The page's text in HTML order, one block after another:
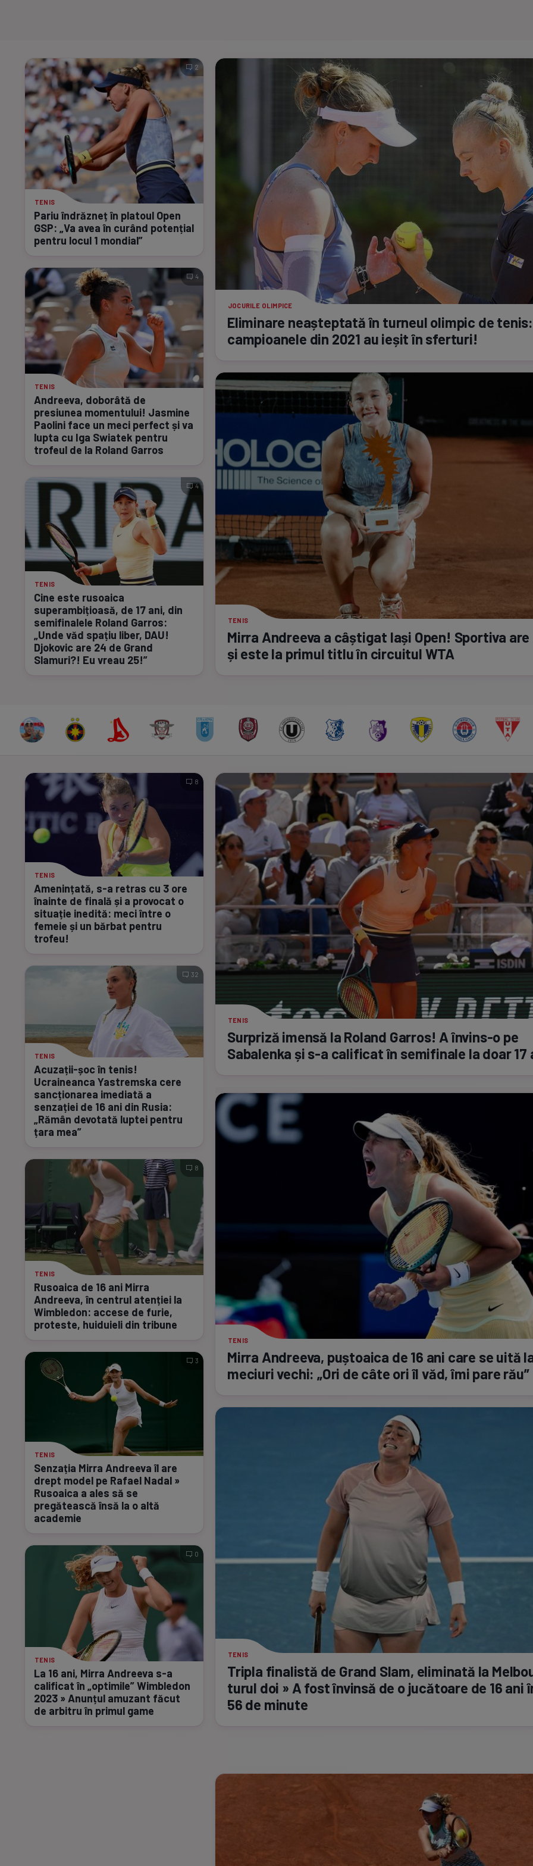
Program TV
TENIS
Pariu îndrăzneț în platoul Open
GSP: „Va avea în curând potențial
pentru locul 1 mondial”
2
TENIS
Andreeva, doborâtă de
presiunea momentului! Jasmine
Paolini face un meci perfect și va
lupta cu Iga Swiatek pentru
trofeul de la Roland Garros
4
TENIS
Cine este rusoaica
superambițioasă, de 17 ani, din
semifinalele Roland Garros:
„Unde văd spațiu liber, DAU!
Djokovic are 24 de Grand
Slamuri?! Eu vreau 25!”
4
JOCURILE OLIMPICE
Eliminare neașteptată în turneul olimpic de tenis:
campioanele din 2021 au ieșit în sferturi!
TENIS
Mirra Andreeva a câștigat Iași Open! Sportiva are
și este la primul titlu în circuitul WTA
TENIS
Amenințată, s-a retras cu 3 ore
înainte de finală și a provocat o
situație inedită: meci între o
femeie și un bărbat pentru
trofeu!
8
TENIS
Acuzații-șocîn tenis!
Ucraineanca Yastremska cere
sancționarea imediată a
senzației de 16 ani din Rusia:
„Rămân devotată luptei pentru
țara mea”
32
TENIS
Rusoaica de 16 ani Mirra
Andreeva, în centrul atenției la
Wimbledon: accese de furie,
proteste, huiduieli din tribune
8
TENIS
Senzația Mirra Andreeva îl are
drept model pe Rafael Nadal »
Rusoaica a ales să se
pregătească însă la o altă
academie
3
TENIS
La 16 ani, Mirra Andreeva s-a
calificat în „optimile” Wimbledon
2023 » Anunțul amuzant făcut
de arbitru în primul game
0
TENIS
Surpriză imensă la Roland Garros! Aînvins-o pe
Sabalenka și s-a calificat în semifinale la doar 17
TENIS
Mirra Andreeva, puștoaica de 16 ani care se uită
meciuri vechi: „Ori de câte ori îl văd, îmi pare rău”
TENIS
Tripla finalistă de Grand Slam, eliminată la
turul doi » A fost învinsă de o jucătoare de 16 ani
56 de minute